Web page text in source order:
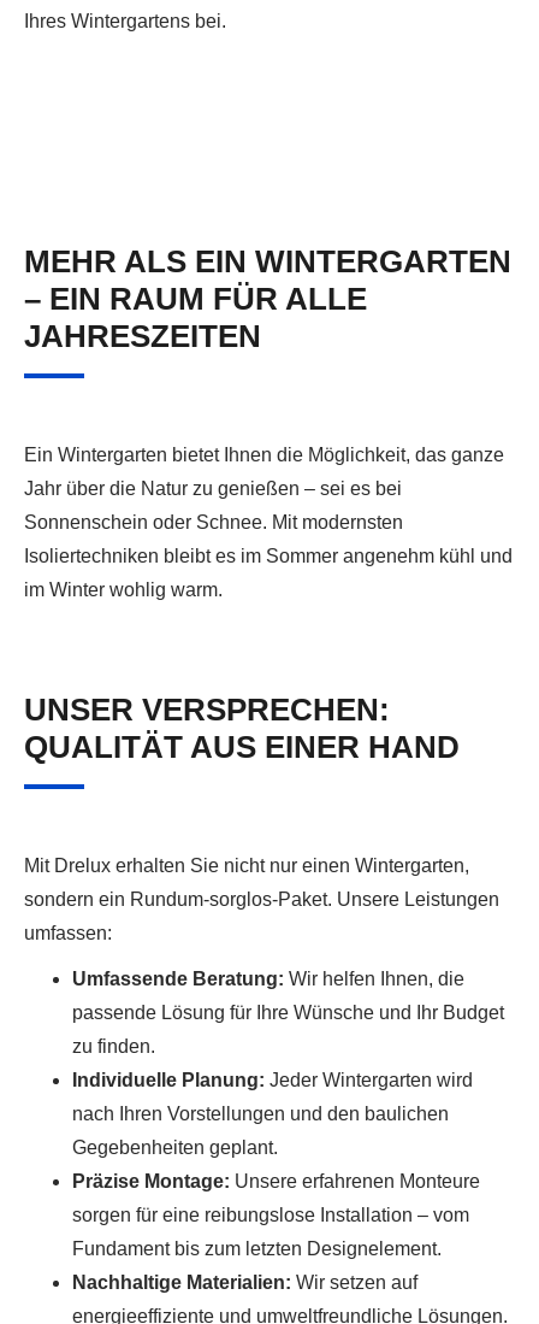
Ihres Wintergartens bei.
MEHR ALS EIN WINTERGARTEN
– EIN RAUM FÜR ALLE
JAHRESZEITEN
Ein Wintergarten bietet Ihnen die Möglichkeit, das ganze
Jahr über die Natur zu genießen – sei es bei
Sonnenschein oder Schnee. Mit modernsten
Isoliertechniken bleibt es im Sommer angenehm kühl und
im Winter wohlig warm.
UNSER VERSPRECHEN:
QUALITÄT AUS EINER HAND
Mit Drelux erhalten Sie nicht nur einen Wintergarten,
sondern ein Rundum-sorglos-Paket. Unsere Leistungen
umfassen:
Umfassende Beratung: Wir helfen Ihnen, die
passende Lösung für Ihre Wünsche und Ihr Budget
zu finden.
Individuelle Planung: Jeder Wintergarten wird
nach Ihren Vorstellungen und den baulichen
Gegebenheiten geplant.
Präzise Montage: Unsere erfahrenen Monteure
sorgen für eine reibungslose Installation – vom
Fundament bis zum letzten Designelement.
Nachhaltige Materialien: Wir setzen auf
energieeffiziente und umweltfreundliche Lösungen.